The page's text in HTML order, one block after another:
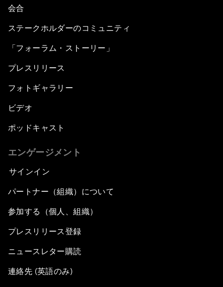
会合
ステークホルダーのコミュニティ
「フォーラム・ストーリー」
プレスリリース
フォトギャラリー
ビデオ
ポッドキャスト
エンゲージメント
サインイン
パートナー（組織）について
参加する（個人、組織）
プレスリリース登録
ニュースレター購読
連絡先 (英語のみ)